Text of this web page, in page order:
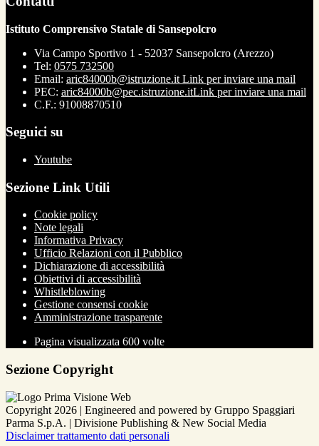
Istituto Comprensivo Statale di Sansepolcro
Via Campo Sportivo 1 - 52037 Sansepolcro (Arezzo)
Tel: 0575 732500
Email: aric84000b@istruzione.it Link per inviare una mail
PEC: aric84000b@pec.istruzione.itLink per inviare una mail
C.F.: 91008870510
Seguici su
Youtube
Sezione Link Utili
Cookie policy
Note legali
Informativa Privacy
Ufficio Relazioni con il Pubblico
Dichiarazione di accessibilità
Obiettivi di accessibilità
Whistleblowing
Gestione consensi cookie
Amministrazione trasparente
Pagina visualizzata 600 volte
Sezione Copyright
Copyright 2026 | Engineered and powered by Gruppo Spaggiari
Parma S.p.A. | Divisione Publishing & New Social Media
Disclaimer trattamento dati personali